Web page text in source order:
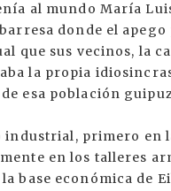
al mundo María
donde el
que sus vecinos, la
la propia
esa población
industrial, primero en
en los talleres
base económica de